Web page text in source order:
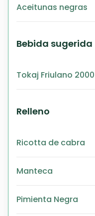
Aceitunas negras
Bebida sugerida
Tokaj Friulano 2000
Relleno
Ricotta de cabra
Manteca
Pimienta Negra